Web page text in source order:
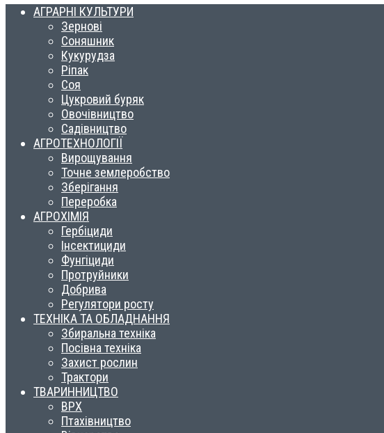
АГРАРНІ КУЛЬТУРИ
Зернові
Соняшник
Кукурудза
Ріпак
Соя
Цукровий буряк
Овочівництво
Садівництво
АГРОТЕХНОЛОГІЇ
Вирощування
Точне землеробство
Зберігання
Переробка
АГРОХІМІЯ
Гербіциди
Інсектициди
Фунгіциди
Протруйники
Добрива
Регулятори росту
ТЕХНІКА ТА ОБЛАДНАННЯ
Збиральна техніка
Посівна техніка
Захист рослин
Трактори
ТВАРИННИЦТВО
ВРХ
Птахівництво